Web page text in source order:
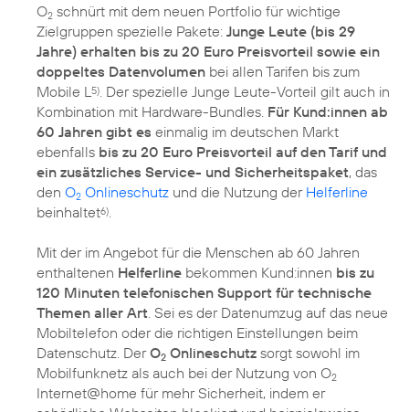
O2 schnürt mit dem neuen Portfolio für wichtige
Zielgruppen spezielle Pakete: Junge Leute (bis 29
Jahre) erhalten bis zu 20 Euro Preisvorteil sowie ein
doppeltes Datenvolumen bei allen Tarifen bis zum
Mobile L 5) . Der spezielle Junge Leute-Vorteil gilt auch in
Kombination mit Hardware-Bundles. Für Kund:innen ab
60 Jahren gibt es einmalig im deutschen Markt
ebenfalls bis zu 20 Euro Preisvorteil auf den Tarif und
ein zusätzliches Service- und Sicherheitspaket, das
den O2 Onlineschutz und die Nutzung der Helferline
beinhaltet6)
Mit der im Angebot für die Menschen ab 60 Jahren
enthaltenen Helferline bekommen Kund:innen bis zu
120 Minuten telefonischen Support für technische
Themen aller Art . Sei es der Datenumzug auf das neue
Mobiltelefon oder die richtigen Einstellungen beim
Datenschutz. DerO2 Onlineschutz sorgt sowohl im
Mobilfunknetz als auch bei der Nutzung von O2
Internet@home für mehr Sicherheit, indem er